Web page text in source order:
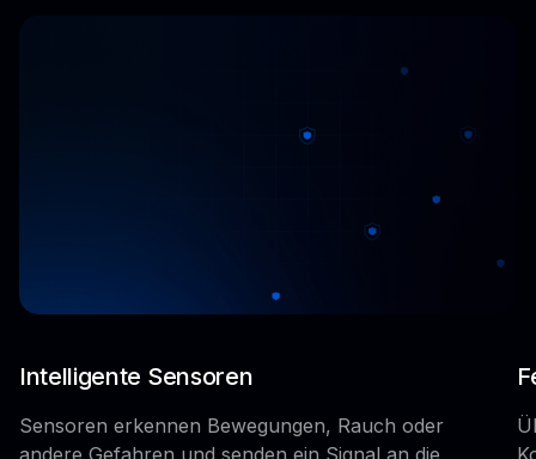
Intelligente Sensoren
Sensoren erkennen Bewegungen, Rauch oder
andere Gefahren und senden ein Signal an die